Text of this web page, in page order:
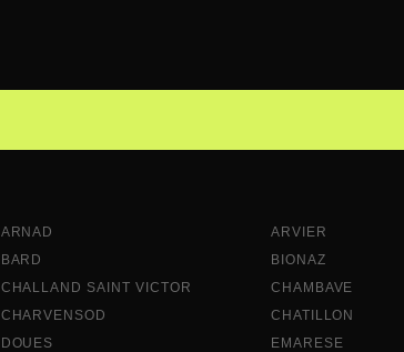
ARNAD
ARVIER
BARD
BIONAZ
CHALLAND SAINT VICTOR
CHAMBAVE
CHARVENSOD
CHATILLON
DOUES
EMARESE